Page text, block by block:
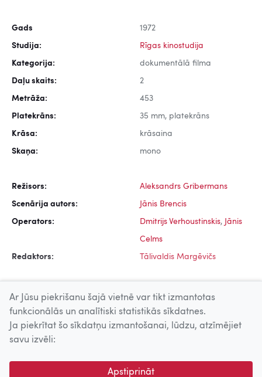
Gads 1972
Studija: Rīgas kinostudija
Kategorija: dokumentālā filma
Daļu skaits: 2
Metrāža: 453
Platekrāns: 35 mm, platekrāns
Krāsa: krāsaina
Skaņa: mono
Režisors: Aleksandrs Gribermans
Scenārija autors: Jānis Brencis
Operators: Dmitrijs Verhoustinskis, Jānis
Celms
Redaktors: Tālivaldis Margēvičs
Uz augšu
© 2026 Nacionālais Kino centrs, Kultūras informācijas sistēmu
centrs. Sadarbības partneris: Latvijas Valsts
Ar Jūsu piekrišanu šajā vietnē var tikt izmantotas
funkcionālās un analītiski statistikās sīkdatnes.
Ja piekrītat šo sīkdatņu izmantošanai, lūdzu, atzīmējiet
savu izvēli:
Apstiprināt